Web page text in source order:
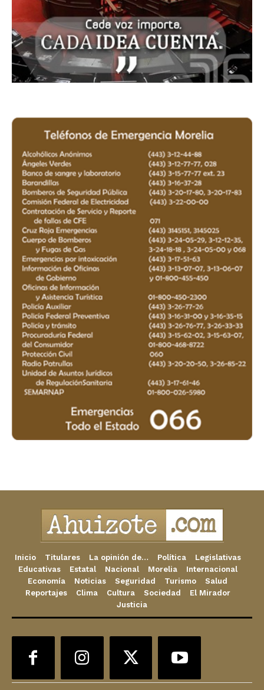
Inicio Titulares La opinión de… Política
Legislativas
Educativas
Estatal Nacional Morelia
Internacional
Economía
Noticias Seguridad Turismo
Salud
Reportajes
Clima Cultura Sociedad
El Mirador
Justicia